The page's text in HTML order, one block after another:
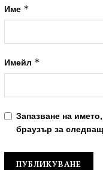
Име *
Имейл *
Запазване на
браузър за